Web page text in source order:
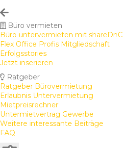
Büro vermieten
Büro untervermieten mit shareDnC
Flex Office Profis Mitgliedschaft
Erfolgsstories
Jetzt inserieren
Ratgeber
Ratgeber Bürovermietung
Erlaubnis Untervermietung
Mietpreisrechner
Untermietvertrag Gewerbe
Weitere interessante Beiträge
FAQ